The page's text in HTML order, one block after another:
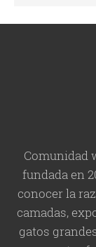
Comunidad
fundada en
conocer la
camadas,
gatos